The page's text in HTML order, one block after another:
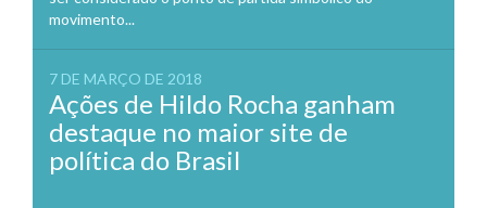
movimento...
7 DE MARÇO DE 2018
Ações de Hildo Rocha ganham
destaque no maior site de
política do Brasil